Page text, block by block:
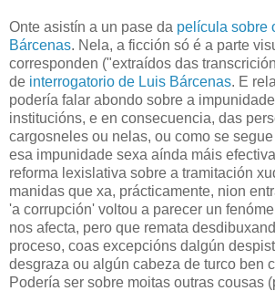
Onte asistín a un pase da película sobre
Bárcenas. Nela, a ficción só é a parte
corresponden ("extraídos das
de interrogatorio de Luis Bárcenas. E
podería falar abondo sobre a
institucións, e en consecuencia, das
cargosneles ou nelas, ou como se
esa impunidade sexa aínda máis
reforma lexislativa sobre a tramitación
manidas que xa, prácticamente, nion
'a corrupción' voltou a parecer un
nos afecta, pero que remata
proceso, coas excepcións dalgún
desgraza ou algún cabeza de turco ben
Podería ser sobre moitas outras cousas